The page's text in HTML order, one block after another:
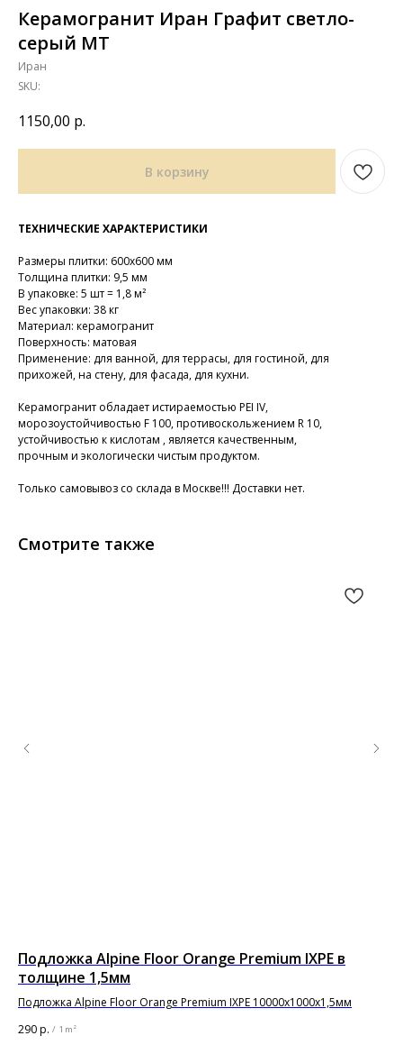
Керамогранит Иран Графит светло-
серый MT
Иран
SKU:
1150,00 р.
В корзину
ТЕХНИЧЕСКИЕ ХАРАКТЕРИСТИКИ
Размеры плитки: 600х600 мм
Толщина плитки: 9,5 мм
В упаковке: 5 шт = 1,8 м²
Вес упаковки: 38 кг
Материал: керамогранит
Поверхность: матовая
Применение: для ванной, для террасы, для гостиной, для
прихожей, на стену, для фасада, для кухни.
Керамогранит обладает истираемостью PEI IV,
морозоустойчивостью F 100, противоскольжением R 10,
устойчивостью к кислотам , является качественным,
прочным и экологически чистым продуктом.
Только самовывоз со склада в Москве!!! Доставки нет.
Смотрите также
Подложка Alpine Floor Orange Premium IXPE в
толщине 1,5мм
Подложка Alpine Floor Orange Premium IXPE 10000х1000х1,5мм
290р. / 1 m²